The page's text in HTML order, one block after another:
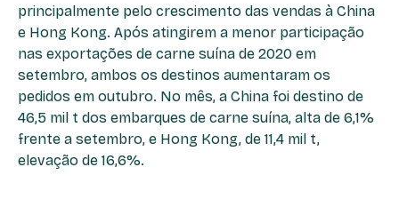
principalmente pelo crescimento das vendas à China
e Hong Kong. Após atingirem a menor participação
nas exportações de carne suína de 2020 em
setembro, ambos os destinos aumentaram os
pedidos em outubro. No mês, a China foi destino de
46,5 mil t dos embarques de carne suína, alta de 6,1%
frente a setembro, e Hong Kong, de 11,4 mil t,
elevação de 16,6%.